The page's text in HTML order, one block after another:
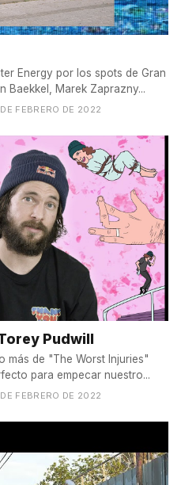
Energy por los spots de Gran
Baekkel, Marek Zaprazny...
FEBRERO DE 2022
Pudwill
más de "The Worst Injuries"
para empecar nuestro...
FEBRERO DE 2022